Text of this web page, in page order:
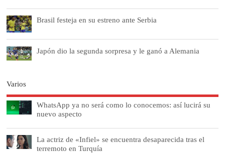
Brasil festeja en su estreno ante Serbia
Japón dio la segunda sorpresa y le ganó a Alemania
Varios
WhatsApp ya no será como lo conocemos: así lucirá su
nuevo aspecto
La actriz de «Infiel» se encuentra desaparecida tras el
terremoto en Turquía